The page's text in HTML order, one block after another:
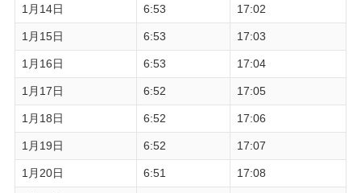
1月14日 6:53 17:02
1月15日 6:53 17:03
1月16日 6:53 17:04
1月17日 6:52 17:05
1月18日 6:52 17:06
1月19日 6:52 17:07
1月20日 6:51 17:08